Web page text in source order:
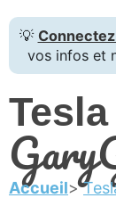
💡
vos infos et
Accueil